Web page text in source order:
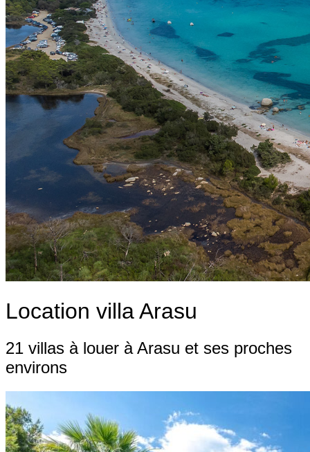
Location villa Arasu
21 villas à louer à Arasu et ses proches
environs